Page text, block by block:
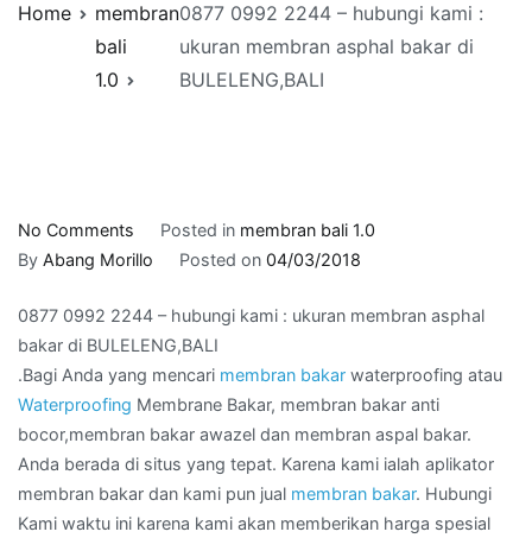
Home
membran
bali
1.0
0877 0992 2244 – hubungi kami :
ukuran membran asphal bakar di
BULELENG,BALI
No Comments
0877
2244
–
hubungi
kami
:
ukuran
membran
asphal
Posted in membran bali 1.0
By Abang Morillo Posted on 04/03/2018
0877 0992 2244 – hubungi kami : ukuran membran asphal
bakar di BULELENG,BALI
.Bagi Anda yang mencari membran bakar waterproofing atau
Waterproofing Membrane Bakar, membran bakar anti
bocor,membran bakar awazel dan membran aspal bakar.
Anda berada di situs yang tepat. Karena kami ialah aplikator
membran bakar dan kami pun jual membran bakar. Hubungi
Kami waktu ini karena kami akan memberikan harga spesial